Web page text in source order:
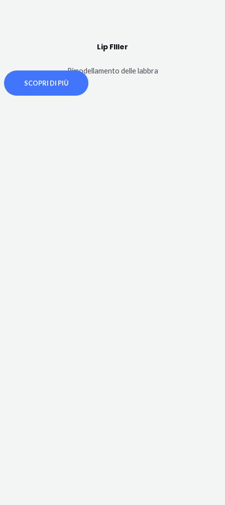
Lip FIller
Rimodellamento delle labbra
SCOPRI DI PIÙ